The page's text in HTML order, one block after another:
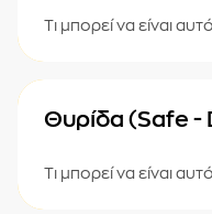
Τι μπορεί να είναι
Θυρίδα (Safe -
Τι μπορεί να είναι